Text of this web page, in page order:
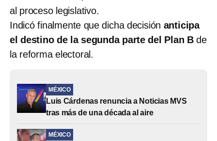
al proceso legislativo.
Indicó finalmente que dicha decisión anticipa
el destino de la segunda parte del Plan Bde
la reforma electoral.
MÉXICO
Luis Cárdenas renuncia a Noticias MVS
tras más de una década al aire
MÉXICO